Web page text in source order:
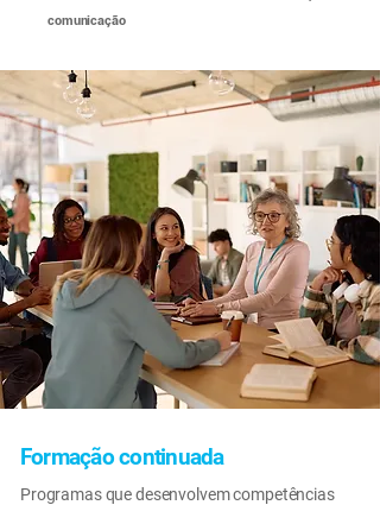
comunicação
Formação continuada
Programas que desenvolvem competências